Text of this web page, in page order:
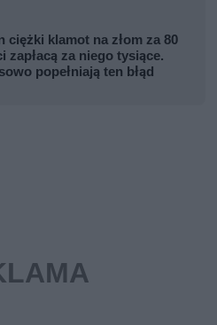
ciężki klamot na złom za 80
zapłacą za niego tysiące.
popełniają ten błąd